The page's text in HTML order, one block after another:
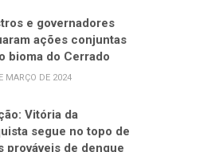
e governadores
ações conjuntas
bioma do Cerrado
MARÇO DE 2024
Vitória da
segue no topo de
prováveis de dengue